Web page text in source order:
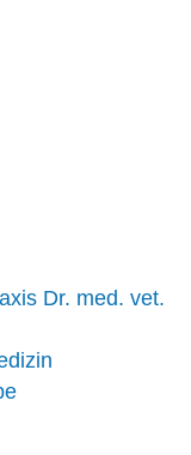
Dr. med. vet.